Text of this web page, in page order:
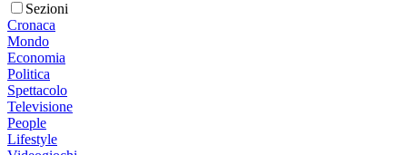
Sezioni
Cronaca
Mondo
Economia
Politica
Spettacolo
Televisione
People
Lifestyle